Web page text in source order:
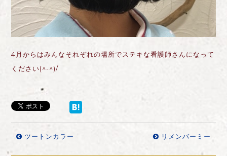
4月からはみんなそれぞれの場所でステキな看護師さんになって
ください(^-^)/
ツートンカラー リメンバーミー